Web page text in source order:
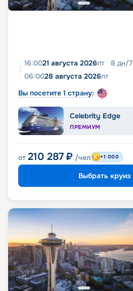
16:0021 августа 2026пт 8 дн/7
06:0028 августа 2026пт
Вы посетите 1 страну:
Celebrity Edge
ПРЕМИУМ
от 210 287 ₽ /чел +1 000
Выбрать круиз